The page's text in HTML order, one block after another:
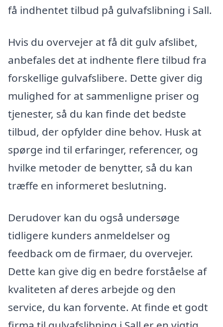
få indhentet tilbud på gulvafslibning i Sall.
Hvis du overvejer at få dit gulv afslibet,
anbefales det at indhente flere tilbud fra
forskellige gulvafslibere. Dette giver dig
mulighed for at sammenligne priser og
tjenester, så du kan finde det bedste
tilbud, der opfylder dine behov. Husk at
spørge ind til erfaringer, referencer, og
hvilke metoder de benytter, så du kan
træffe en informeret beslutning.
Derudover kan du også undersøge
tidligere kunders anmeldelser og
feedback om de firmaer, du overvejer.
Dette kan give dig en bedre forståelse af
kvaliteten af deres arbejde og den
service, du kan forvente. At finde et godt